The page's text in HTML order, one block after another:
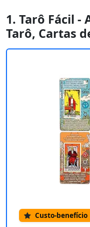
1. Tarô Fácil -
Tarô, Cartas
Custo-benefício